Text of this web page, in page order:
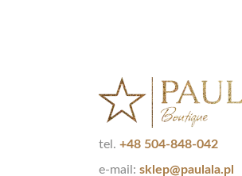
tel. +48 504-848-042
e-mail: sklep@paulala.pl